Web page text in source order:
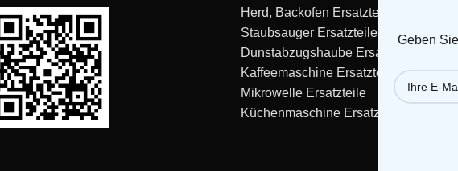
Herd, Backofen Ersatzteile
Staubsauger Ersatzteile
Dunstabzugshaube Ersatzteile
Kaffeemaschine Ersatzteile
Mikrowelle Ersatzteile
Küchenmaschine Ersatzteile
Geben